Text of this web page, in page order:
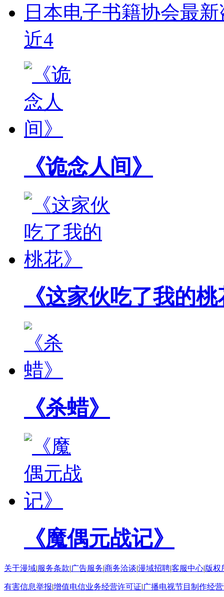
日本电子书籍协会最
近4
《诡念人间》
《这家伙吃了我的
《杀蜡》
《魔偶元战记》
关于漫域|服务条款|广告服务|商务洽谈|漫域招聘|客服中心|版权
有害信息举报|增值电信业务经营许可证|广播电视节目制作经